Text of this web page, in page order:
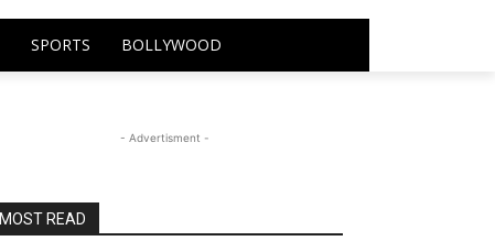
SPORTS BOLLYWOOD
- Advertisment -
MOST READ